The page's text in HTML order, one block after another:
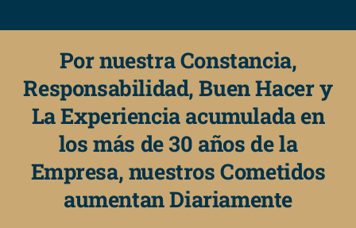
Por nuestra Constancia,
Responsabilidad, Buen Hacer y
La Experiencia acumulada en
los más de 30 años de la
Empresa, nuestros Cometidos
aumentan Diariamente